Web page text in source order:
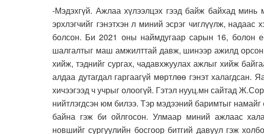
-Мэдэхгүй. Ажлаа хүлээлцэх гээд байж байхад
эрхлэгчийг гэнэтхэн л миний эсрэг чиглүүлж, надаас
болсон. Би 2021 оны наймдугаар сарын 16, болон
шалгалтыг маш амжилттай давж, шинээр ажилд
хийж, тэднийг сургах, чадавхжуулах ажлыг хийж
алдаа дутагдал гаргаагүй мөртлөө гэнэт халагдсан.
хичээгээд ч учрыг олоогүй. Гэтэл нууц.мн сайтад
нийтлэгдсэн юм билээ. Тэр мэдээний баримтыг
байна гэж би ойлгосон. Улмаар миний ажлаас
новшийг сургуулийн босгоор битгий давуул гэж